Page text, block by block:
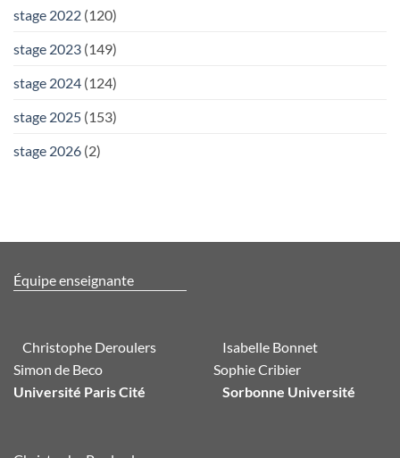
stage 2022 (120)
stage 2023 (149)
stage 2024 (124)
stage 2025 (153)
stage 2026 (2)
Équipe enseignante
Christophe Deroulers
Simon de Beco
Université Paris Cité
Isabelle Bonnet
Sophie Cribier
Sorbonne Université